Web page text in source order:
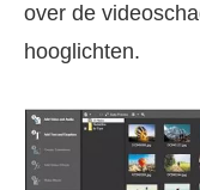
over de
hooglichten.